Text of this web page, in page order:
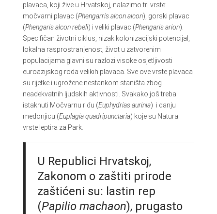
plavaca, koji žive u Hrvatskoj, nalazimo tri vrste:
močvarni plavac (Phengarris alcon alcon), gorski plavac
(Phengaris alcon rebeli) i veliki plavac (Phengaris arion).
Specifičan životni ciklus, nizak kolonizacijski potencijal,
lokalna rasprostranjenost, život u zatvorenim
populacijama glavni su razlozi visoke osjetljivosti
euroazijskog roda velikih plavaca. Sve ove vrste plavaca
su rijetke i ugrožene nestankom staništa zbog
neadekvatnih ljudskih aktivnosti. Svakako još treba
istaknuti Močvarnu riđu (Euphydrias aurinia) i danju
medonjicu (Euplagia quadripunctaria) koje su Natura
vrste leptira za Park.
U Republici Hrvatskoj,
Zakonom o zaštiti prirode
zaštićeni su: lastin rep
(Papilio machaon), prugasto